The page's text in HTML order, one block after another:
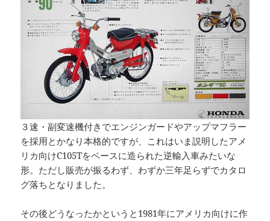
３速・副変速機付きでエンジンガードやアップマフラー
を採用とかなり本格的ですが、これはいま説明したアメ
リカ向けC105Tをベースに造られた逆輸入車みたいな
形。ただし販売が振るわず、わずか三年足らずでカタロ
グ落ちとなりました。
その後どうなったかというと1981年にアメリカ向けに作